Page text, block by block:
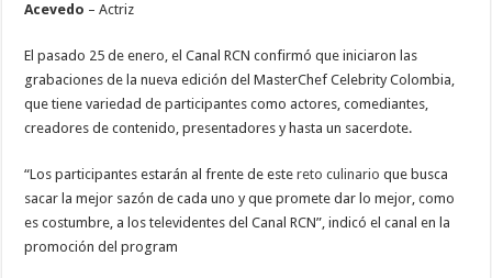
Acevedo – Actriz
El pasado 25 de enero, el Canal RCN confirmó que iniciaron las
grabaciones de la nueva edición del MasterChef Celebrity Colombia,
que tiene variedad de participantes como actores, comediantes,
creadores de contenido, presentadores y hasta un sacerdote.
“Los participantes estarán al frente de estereto culinario que busca
sacar la mejor sazón de cada uno y que promete dar lo mejor, como
es costumbre, a los televidentes del Canal RCN”, indicó el canal en la
promoción del program